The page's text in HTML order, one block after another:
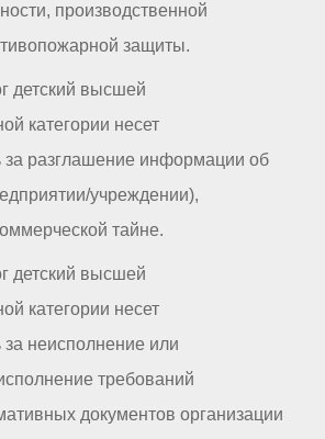
производственной
защиты.
детский высшей
категории несет
за разглашение информации об
учреждении),
тайне.
детский высшей
категории несет
за неисполнение или
требований
документов организации